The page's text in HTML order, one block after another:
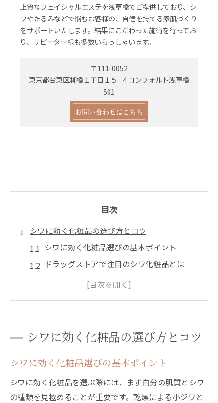
上質なフェイシャルエステを浅草橋でご提供しており、シ
ワやたるみなどで悩むお客様の、自信を持てる素肌づくり
をサポートいたします。結果にこだわった施術を行ってお
り、リピーター様も多数いらっしゃいます。
〒111-0052
東京都台東区柳橋１丁目１５−４コンフォルト浅草橋
501
お問い合わせはこちら
目次
シワに効く化粧品の選び方とコツ
シワに効く化粧品選びの基本ポイント
ドラッグストアで注目のシワ化粧品とは
市販で人気のシワ改善化粧品の特徴
クリームで実感するエイジングケア体験
シワ対策クリームの選び方と使い方のコツ
塗るだけでシワが消えるクリームの実力解
説
口コミで支持されるシワ改善クリームとは
シワに効く化粧品の選び方とコツ
シワに効く化粧品選びの基本ポイント
シワに効く化粧品を選ぶ際には、まず自分の肌質とシワ
の種類を見極めることが重要です。乾燥による小ジワと